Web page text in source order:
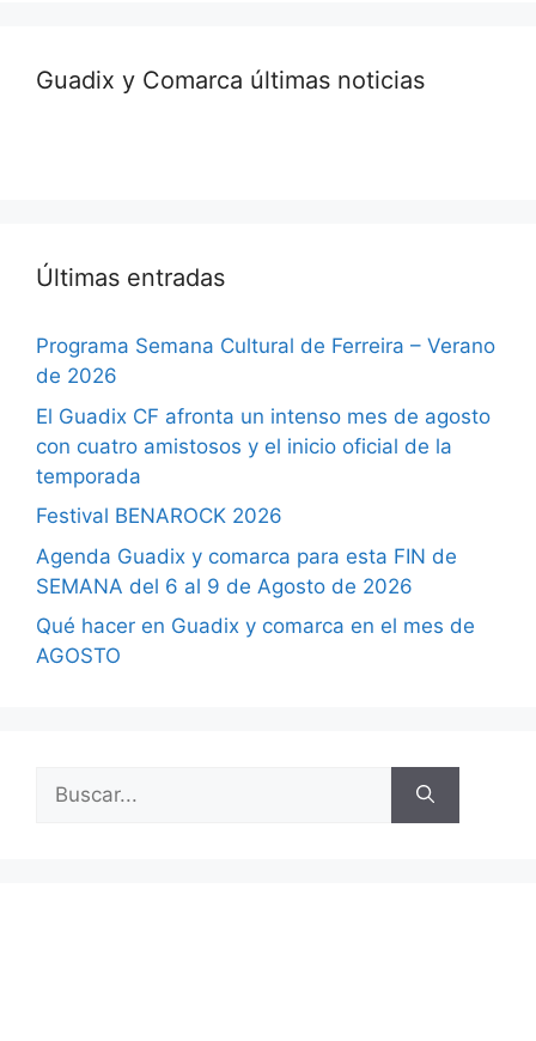
Guadix y Comarca últimas noticias
Últimas entradas
Programa Semana Cultural de Ferreira – Verano
de 2026
El Guadix CF afronta un intenso mes de agosto
con cuatro amistosos y el inicio oficial de la
temporada
Festival BENAROCK 2026
Agenda Guadix y comarca para esta FIN de
SEMANA del 6 al 9 de Agosto de 2026
Qué hacer en Guadix y comarca en el mes de
AGOSTO
Buscar: